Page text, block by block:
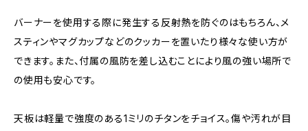
バーナーを使用する際に発生する反射熱を防ぐのはもちろん、メ
スティンやマグカップなどのクッカーを置いたり様々な使い方が
できます。また、付属の風防を差し込むことにより風の強い場所で
の使用も安心です。
天板は軽量で強度のある1ミリのチタンをチョイス。傷や汚れが目